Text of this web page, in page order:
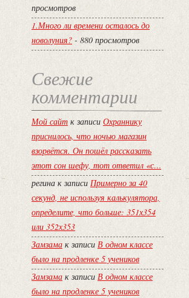
просмотров
1.Много ли времени осталось до
новолуния? - 880 просмотров
Свежие
комментарии
Мой сайт к записи Охраннику
приснилось, что ночью магазин
взорвётся. Он пошёл рассказать
этот сон шефу, тот ответил «с…
регина к записи Примерно за 40
секунд, не используя калькулятора,
определите, что больше: 351х354
или 352х353
Замзама к записи В одном классе
было на продленке 5 учеников
Замзама к записи В одном классе
было на продленке 5 учеников